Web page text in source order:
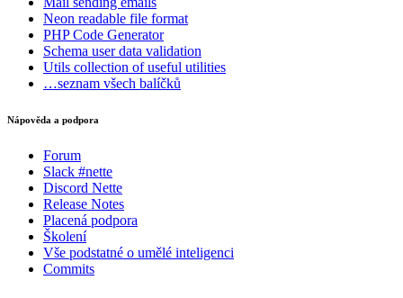
Neon readable file format
PHP Code Generator
Schema user data validation
Utils collection of useful utilities
…seznam všech balíčků
Nápověda a podpora
Forum
Slack #nette
Discord Nette
Release Notes
Placená podpora
Školení
Vše podstatné o umělé inteligenci
Commits